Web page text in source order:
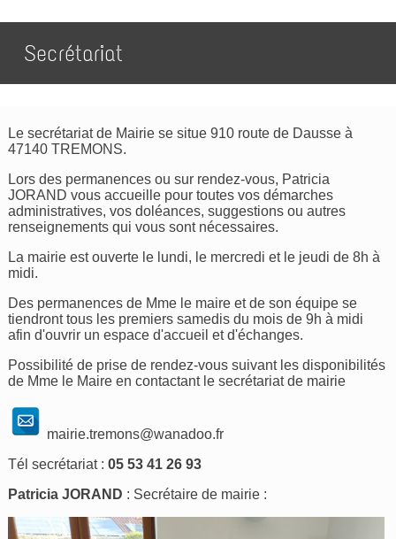
Secrétariat
Le secrétariat de Mairie se situe 910 route de Dausse à
47140 TREMONS.
Lors des permanences ou sur rendez-vous, Patricia
JORAND vous accueille pour toutes vos démarches
administratives, vos doléances, suggestions ou autres
renseignements qui vous sont nécessaires.
La mairie est ouverte le lundi, le mercredi et le jeudi de 8h à
midi.
Des permanences de Mme le maire et de son équipe se
tiendront tous les premiers samedis du mois de 9h à midi
afin d'ouvrir un espace d'accueil et d'échanges.
Possibilité de prise de rendez-vous suivant les disponibilités
de Mme le Maire en contactant le secrétariat de mairie
mairie.tremons@wanadoo.fr
Tél secrétariat :05 53 41 26 93
Patricia JORAND : Secrétaire de mairie :